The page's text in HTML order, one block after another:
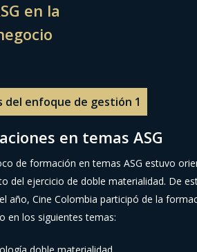
en la
del enfoque de gestión 1
en temas ASG
de formación en temas ASG estuvo
del ejercicio de doble materialidad. De
año, Cine Colombia participó de la
en los siguientes temas: